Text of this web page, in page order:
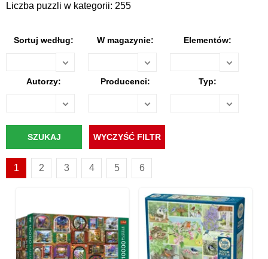
Liczba puzzli w kategorii: 255
Sortuj według: W magazynie: Elementów:
Autorzy: Producenci: Typ:
1 2 3 4 5 6